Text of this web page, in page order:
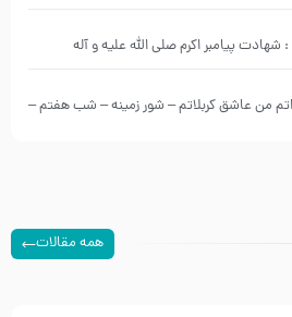
: شهادت پیامبر اکرم صلی الله علیه و آله
من عاشق کربلاتم – شور زمینه – شب هفتم –
همه مقالات